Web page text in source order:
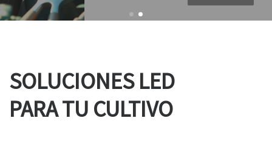
SOLUCIONES LED
PARA TU CULTIVO